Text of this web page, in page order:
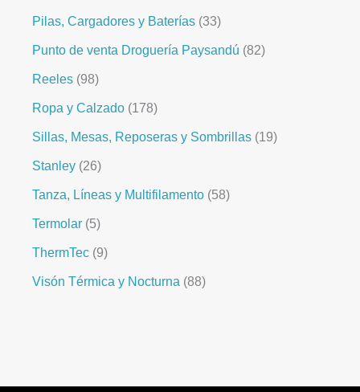
Pilas, Cargadores y Baterías 33
Punto de venta Droguería Paysandú 82
Reeles 98
Ropa y Calzado 178
Sillas, Mesas, Reposeras y Sombrillas 19
Stanley 26
Tanza, Líneas y Multifilamento 58
Termolar 5
ThermTec 9
Visón Térmica y Nocturna 88